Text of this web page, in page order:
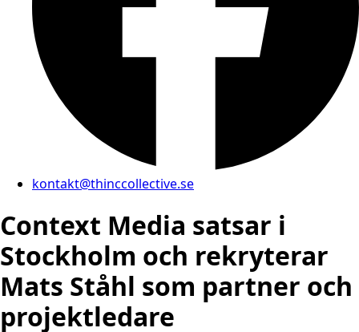
kontakt@thinccollective.se
Context Media satsar i
Stockholm och rekryterar
Mats Ståhl som partner och
projektledare